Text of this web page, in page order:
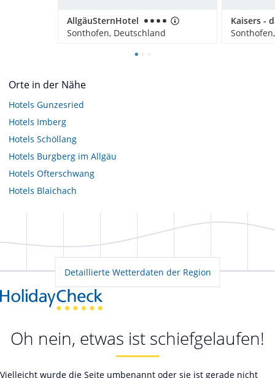
AllgäuSternHotel
Sonthofen, Deutschland
Orte in der Nähe
Hotels Gunzesried
Hotels Imberg
Hotels Schöllang
Hotels Burgberg im Allgäu
Hotels Ofterschwang
Hotels Blaichach
Detaillierte Wetterdaten der Region
Oh nein, etwas ist schiefgelaufen!
Vielleicht wurde die Seite umbenannt oder sie ist gerade nicht